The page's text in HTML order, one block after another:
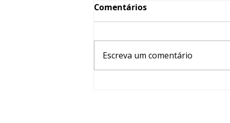
Comentários
Escreva um comentário